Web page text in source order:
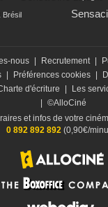
Brésil
nous | Recrutement |
| Préférences cookies |
d'écriture | Les
| ©AlloCiné
et infos de votre
0 892 892 892(0,90€/